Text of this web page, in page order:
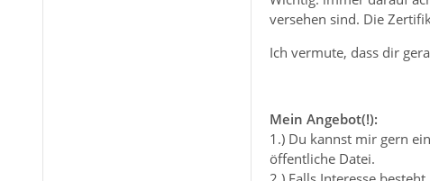
versehen sind. Die
Ich vermute, dass dir
Mein Angebot(!):
1.) Du kannst mir gern
öffentliche Datei.